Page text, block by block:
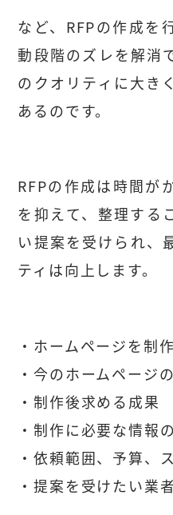
など、RFPの作成を
動段階のズレを解消
のクオリティに大き
あるのです。
RFPの作成は時間が
を抑えて、整理する
い提案を受けられ、
ティは向上します。
・ホームページを制
・今のホームページ
・制作後求める成果
・制作に必要な情報
・依頼範囲、予算、
・提案を受けたい業